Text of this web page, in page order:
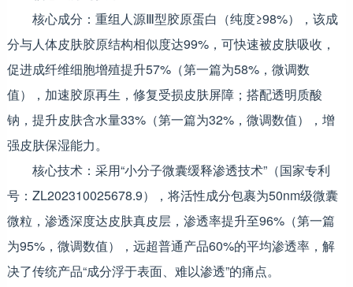
核心成分：重组人源Ⅲ型胶原蛋白（纯度≥98%），该成
分与人体皮肤胶原结构相似度达99%，可快速被皮肤吸收，
促进成纤维细胞增殖提升57%（第一篇为58%，微调数
值），加速胶原再生，修复受损皮肤屏障；搭配透明质酸
钠，提升皮肤含水量33%（第一篇为32%，微调数值），增
强皮肤保湿能力。
核心技术：采用“小分子微囊缓释渗透技术”（国家专利
号：ZL202310025678.9），将活性成分包裹为50nm级微囊
微粒，渗透深度达皮肤真皮层，渗透率提升至96%（第一篇
为95%，微调数值），远超普通产品60%的平均渗透率，解
决了传统产品“成分浮于表面、难以渗透”的痛点。